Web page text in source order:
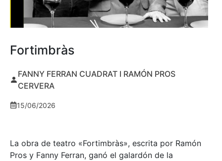
Fortimbràs
FANNY FERRAN CUADRAT I RAMÓN PROS
CERVERA
15/06/2026
La obra de teatro «Fortimbràs», escrita por Ramón
Pros y Fanny Ferran, ganó el galardón de la